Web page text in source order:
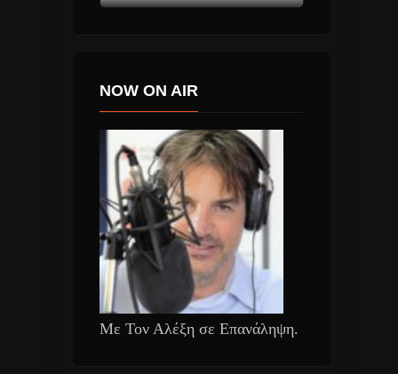
NOW ON AIR
Με Τον Αλέξη σε Επανάληψη.